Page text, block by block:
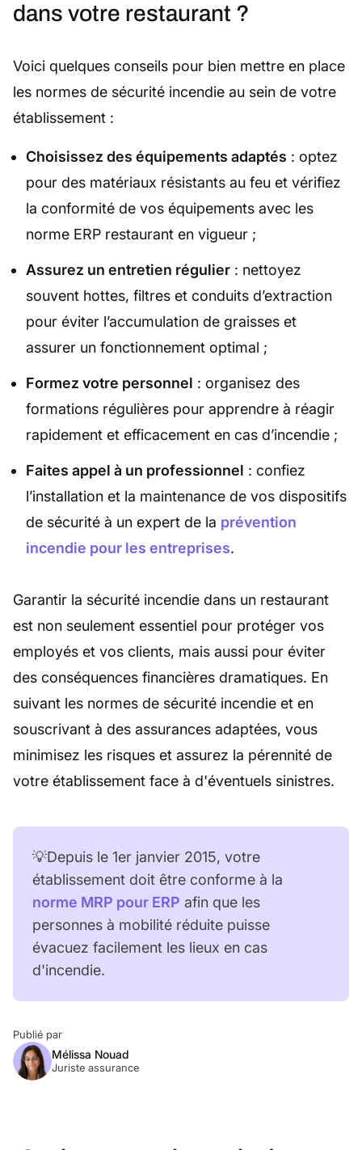
dans votre restaurant ?
Voici quelques conseils pour bien mettre en place
les normes de sécurité incendie au sein de votre
établissement :
Choisissez des équipements adaptés : optez
pour des matériaux résistants au feu et vérifiez
la conformité de vos équipements avec les
norme ERP restaurant en vigueur ;
Assurez un entretien régulier : nettoyez
souvent hottes, filtres et conduits d’extraction
pour éviter l’accumulation de graisses et
assurer un fonctionnement optimal ;
Formez votre personnel : organisez des
formations régulières pour apprendre à réagir
rapidement et efficacement en cas d’incendie ;
Faites appel à un professionnel : confiez
l’installation et la maintenance de vos dispositifs
de sécurité à un expert de la prévention
incendie pour les entreprises.
Garantir la sécurité incendie dans un restaurant
est non seulement essentiel pour protéger vos
employés et vos clients, mais aussi pour éviter
des conséquences financières dramatiques. En
suivant les normes de sécurité incendie et en
souscrivant à des assurances adaptées, vous
minimisez les risques et assurez la pérennité de
votre établissement face à d'éventuels sinistres.
💡Depuis le 1er janvier 2015, votre
établissement doit être conforme à la
norme MRP pour ERP afin que les
personnes à mobilité réduite puisse
évacuez facilement les lieux en cas
d'incendie.
Publié par
Mélissa Nouad
Juriste assurance